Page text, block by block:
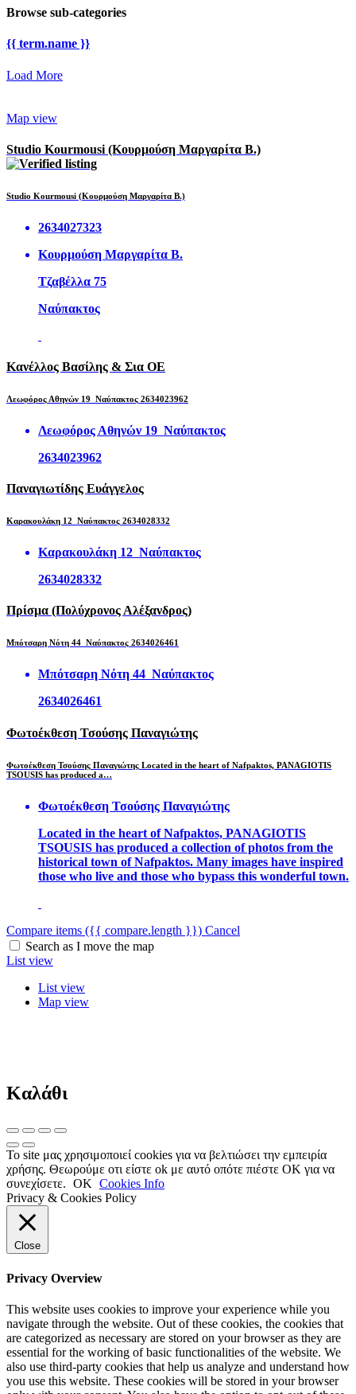
Browse sub-categories
{{ term.name }}
Load More
Map view
Studio Kourmousi (Κουρμούση Μαργαρίτα Β.)
Studio Kourmousi (Κουρμούση Μαργαρίτα Β.)
2634027323
Κουρμούση Μαργαρίτα Β.
Τζαβέλλα 75
Ναύπακτος
Κανέλλος Βασίλης & Σια ΟΕ
Λεωφόρος Αθηνών 19 Ναύπακτος 2634023962
Λεωφόρος Αθηνών 19 Ναύπακτος
2634023962
Παναγιωτίδης Ευάγγελος
Καρακουλάκη 12 Ναύπακτος 2634028332
Καρακουλάκη 12 Ναύπακτος
2634028332
Πρίσμα (Πολύχρονος Αλέξανδρος)
Μπότσαρη Νότη 44 Ναύπακτος 2634026461
Μπότσαρη Νότη 44 Ναύπακτος
2634026461
Φωτοέκθεση Τσούσης Παναγιώτης
Φωτοέκθεση Τσούσης Παναγιώτης Located in the heart of Nafpaktos, PANAGIOTIS
TSOUSIS has produced a…
Φωτοέκθεση Τσούσης Παναγιώτης
Located in the heart of Nafpaktos, PANAGIOTIS
TSOUSIS has produced a collection of photos from the
historical town of Nafpaktos. Many images have inspired
those who live and those who bypass this wonderful town.
Compare items ({{ compare.length }}) Cancel
Search as I move the map
List view
List view
Map view
Καλάθι
Το site μας χρησιμοποιεί cookies για να βελτιώσει την εμπειρία
χρήσης. Θεωρούμε οτι είστε ok με αυτό οπότε πιέστε ΟΚ για να
συνεχίσετε. OK Cookies Info
Privacy & Cookies Policy
Close
Privacy Overview
This website uses cookies to improve your experience while you
navigate through the website. Out of these cookies, the cookies that
are categorized as necessary are stored on your browser as they are
essential for the working of basic functionalities of the website. We
also use third-party cookies that help us analyze and understand how
you use this website. These cookies will be stored in your browser